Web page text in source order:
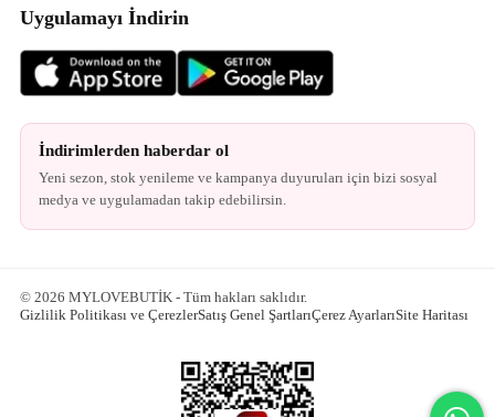
Uygulamayı İndirin
İndirimlerden haberdar ol
Yeni sezon, stok yenileme ve kampanya duyuruları için bizi sosyal
medya ve uygulamadan takip edebilirsin.
© 2026 MYLOVEBUTİK - Tüm hakları saklıdır.
Gizlilik Politikası ve ÇerezlerSatış Genel ŞartlarıÇerez AyarlarıSite Haritası